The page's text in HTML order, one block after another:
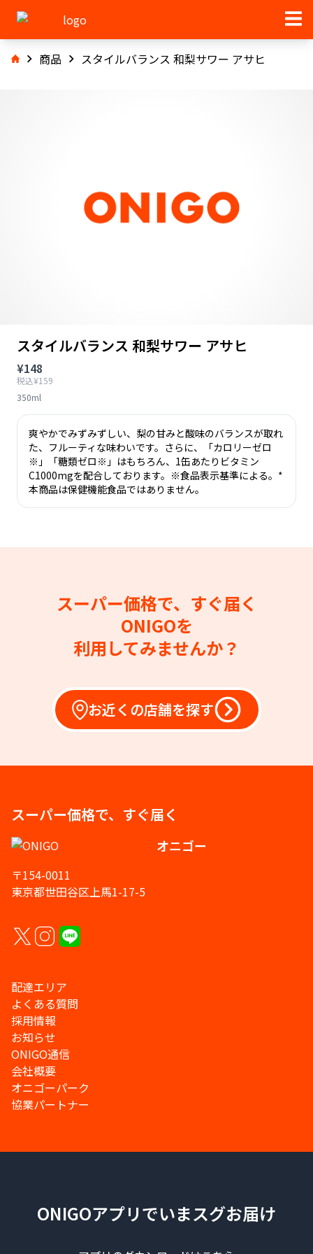
商品 スタイルバランス 和梨サワー アサヒ
スタイルバランス 和梨サワー アサヒ
¥148
税込¥159
350ml
爽やかでみずみずしい、梨の甘みと酸味のバランスが取れ
た、フルーティな味わいです。さらに、「カロリーゼロ
※」「糖類ゼロ※」はもちろん、1缶あたりビタミン
C1000mgを配合しております。※食品表示基準による。*
本商品は保健機能食品ではありません。
スーパー価格で、すぐ届く
ONIGOを
利用してみませんか？
お近くの店舗を探す
スーパー価格で、すぐ届く
オニゴー
〒154-0011
東京都世田谷区上馬1-17-5
配達エリア
よくある質問
採用情報
お知らせ
ONIGO通信
会社概要
オニゴーパーク
協業パートナー
ONIGOアプリでいまスグお届け